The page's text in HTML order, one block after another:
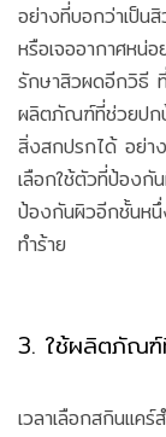
อย่างที่บอกว่าเป็น
หรือเจออากาศหน่
รักษาสิวผดอีกวิธี
ผลิตภัณฑ์ที่ช่วยปก
สิ่งสกปรกได้ อย่า
เลือกใช้ตัวที่ป้องกัน
ป้องกันผิวอีกชั้นหนึ่
ทำร้าย
3. ใช้ผลิตภัณฑ์
เวลาเลือกสกินแค